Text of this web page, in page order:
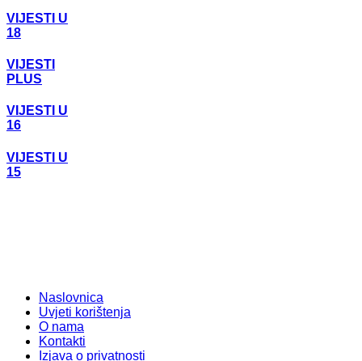
VIJESTI U
18
VIJESTI
PLUS
VIJESTI U
16
VIJESTI U
15
Naslovnica
Uvjeti korištenja
O nama
Kontakti
Izjava o privatnosti